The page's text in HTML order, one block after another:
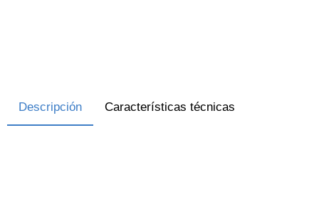
Descripción Características técnicas